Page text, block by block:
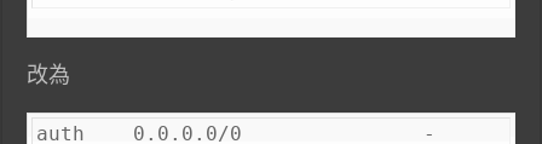
改為
auth    0.0.0.0/0               -